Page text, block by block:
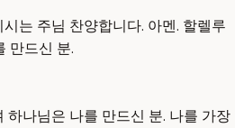
는 주님 찬양합니다. 아멘. 할렐루
만드신 분.
하나님은 나를 만드신 분. 나를 가장